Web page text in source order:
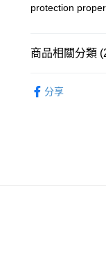
每筆HK$50.00，
每筆HK$50.00，
protection
商品相關分類
分享